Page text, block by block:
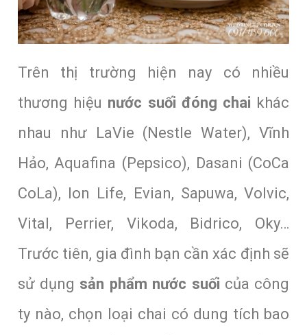
Trên thị trường hiện nay có nhiều
thương hiệu nước suối đóng chai khác
nhau như LaVie (Nestle Water), Vĩnh
Hảo, Aquafina (Pepsico), Dasani (CoCa
CoLa), Ion Life, Evian, Sapuwa, Volvic,
Vital, Perrier, Vikoda, Bidrico, Oky…
Trước tiên, gia đình bạn cần xác định sẽ
sử dụng sản phẩm nước suối của công
ty nào, chọn loại chai có dung tích bao